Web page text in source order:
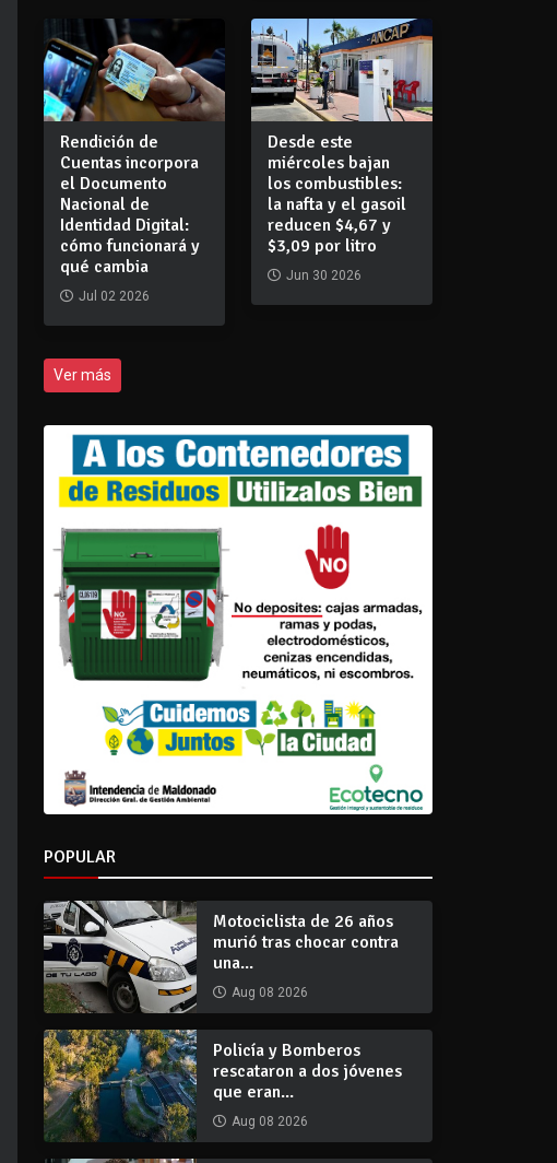
Rendición de
Cuentas incorpora
el Documento
Nacional de
Identidad Digital:
cómo funcionará y
qué cambia
Jul 02 2026
Desde este
miércoles bajan
los combustibles:
la nafta y el gasoil
reducen $4,67 y
$3,09 por litro
Jun 30 2026
Ver más
POPULAR
Motociclista de 26 años
murió tras chocar contra
una...
Aug 08 2026
Policía y Bomberos
rescataron a dos jóvenes
que eran...
Aug 08 2026